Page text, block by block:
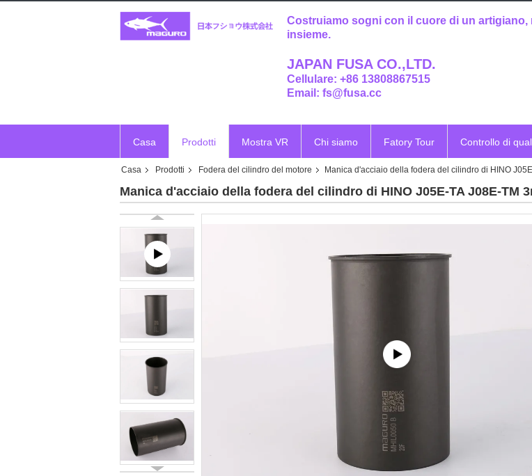
Costruiamo sogni con il cuore di un artigiano,
insieme.
JAPAN FUSA CO.,LTD.
Cellulare: +86 13808867515
Email: fs@fusa.cc
Casa Prodotti Mostra VR Chi siamo Fatory Tour Controllo di
Casa Prodotti Fodera del cilindro del motore Manica d'acciaio della fodera del cilindro di HINO
Manica d'acciaio della fodera del cilindro di HINO J05E-TA J08E-TM